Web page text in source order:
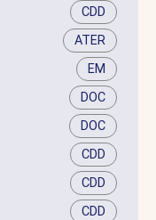
CDD
ATER
EM
DOC
DOC
CDD
CDD
CDD